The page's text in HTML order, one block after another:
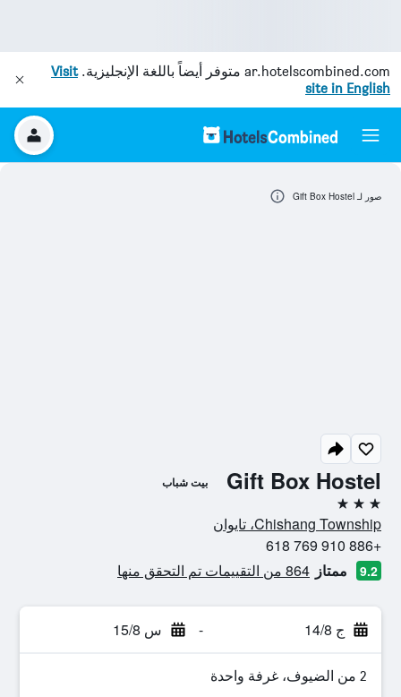
ar.hotelscombined.com متوفر أيضاً باللغة الإنجليزية.Visit
site in English
Gift Box Hostel بيت شباب
3 نجوم
Chishang Township، تايوان
+886 910 769 618
9.2 ممتاز 864 من التقييمات تم التحقق منها
ج 14/8 - س 15/8
2 من الضيوف، غرفة واحدة
صور لـ Gift Box Hostel